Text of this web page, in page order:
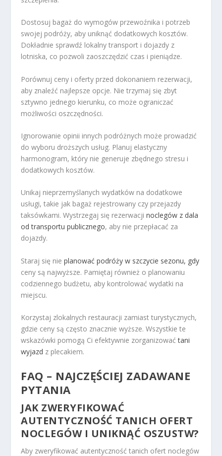
Dostosuj bagaż do wymogów przewoźnika i potrzeb
swojej podróży, aby uniknąć dodatkowych kosztów.
Dokładnie sprawdź lokalny transport i dojazdy z
lotniska, co pozwoli zaoszczędzić czas i pieniądze.
Porównuj ceny i oferty przed dokonaniem rezerwacji,
aby znaleźć najlepsze opcje. Nie trzymaj się zbyt
sztywno jednego kierunku, co może ograniczać
możliwości oszczędności.
Ignorowanie opinii innych podróżnych może prowadzić
do wyboru droższych usług. Planuj elastyczny
harmonogram, który nie generuje zbędnego stresu i
dodatkowych kosztów.
Unikaj nieprzemyślanych wydatków na dodatkowe
usługi, takie jak bagaż rejestrowany czy przejazdy
taksówkami. Wystrzegaj się rezerwacjinoclegów z dala
od transportu publicznego, aby nie przepłacać za
dojazdy.
Staraj się nieplanować podróży w szczycie sezonu, gdy
ceny są najwyższe. Pamiętaj również o planowaniu
codziennego budżetu, aby kontrolować wydatki na
miejscu.
Korzystaj zlokalnych restauracji zamiast turystycznych,
gdzie ceny są często znacznie wyższe. Wszystkie te
wskazówki pomogą Ci efektywnie zorganizowaćtani
wyjazd z plecakiem.
FAQ – NAJCZĘŚCIEJ ZADAWANE
PYTANIA
JAK ZWERYFIKOWAĆ
AUTENTYCZNOŚĆ TANICH OFERT
NOCLEGÓW I UNIKNĄĆ OSZUSTW?
Aby zweryfikować autentyczność tanich ofert noclegów